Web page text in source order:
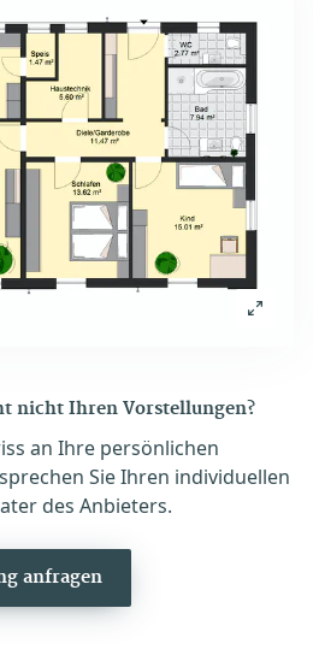
nicht Ihren Vorstellungen?
an Ihre persönlichen
Sie Ihren individuellen
des Anbieters.
anfragen